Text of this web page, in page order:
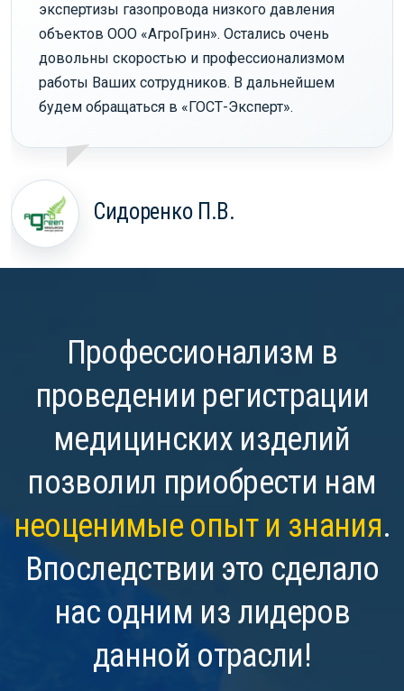
экспертизы газопровода низкого давления
объектов ООО «АгроГрин». Остались очень
довольны скоростью и профессионализмом
работы Ваших сотрудников. В дальнейшем
будем обращаться в «ГОСТ-Эксперт».
Сидоренко П.В.
Профессионализм в
проведении регистрации
медицинских изделий
позволил приобрести нам
неоценимые опыт и знания.
Впоследствии это сделало
нас одним из лидеров
данной отрасли!